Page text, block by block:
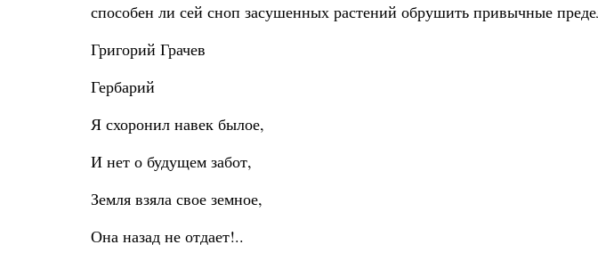
способен ли сей сноп засушенных растений обрушить привычные
Григорий Грачев
Гербарий
Я схоронил навек былое,
И нет о будущем забот,
Земля взяла свое земное,
Она назад не отдает!..